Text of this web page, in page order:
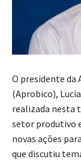
O presidente da
(Aprobico),
realizada nesta
setor produtivo
novas ações
que discutiu